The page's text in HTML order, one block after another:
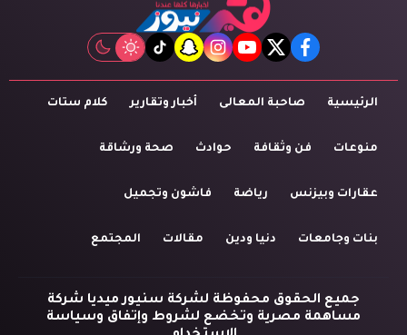
facebook
twitter
youtube
instagram
snapchat
tiktok
الرئيسية صاحبة المعالى أخبار وتقارير كلام ستات
منوعات فن وثقافة حوادث صحة ورشاقة
عقارات وبيزنس رياضة فاشون وتجميل
بنات وجامعات دنيا ودين مقالات المجتمع
جميع الحقوق محفوظة لشركة سنيور ميديا شركة
مساهمة مصرية وتخضع لشروط وإتفاق وسياسة